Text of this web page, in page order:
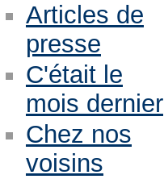
Articles de
presse
C'était le
mois dernier
Chez nos
voisins